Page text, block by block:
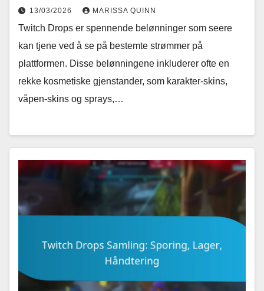
13/03/2026 MARISSA QUINN
Twitch Drops er spennende belønninger som seere
kan tjene ved å se på bestemte strømmer på
plattformen. Disse belønningene inkluderer ofte en
rekke kosmetiske gjenstander, som karakter-skins,
våpen-skins og sprays,…